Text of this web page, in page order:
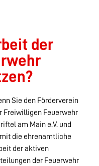
der
Sie den Förderverein
Freiwilligen Feuerwehr
am Main e.V. und
die ehrenamtliche
der aktiven
der Feuerwehr